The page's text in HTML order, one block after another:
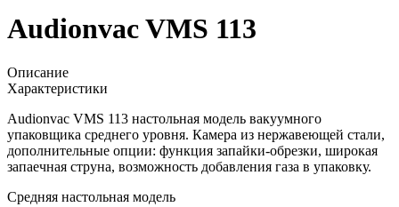
Audionvac VMS 113
Описание
Характеристики
Audionvac VMS 113 настольная модель вакуумного
упаковщика среднего уровня. Камера из нержавеющей стали,
дополнительные опции: функция запайки-обрезки, широкая
запаечная струна, возможность добавления газа в упаковку.
Средняя настольная модель